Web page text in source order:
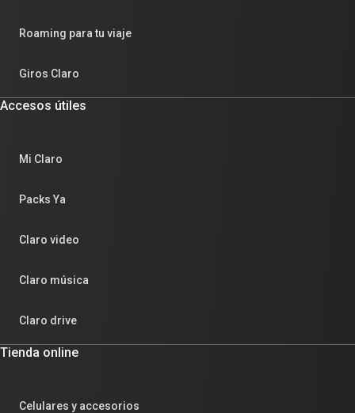
Roaming para tu viaje
Giros Claro
Accesos útiles
Mi Claro
Packs Ya
Claro video
Claro música
Claro drive
Tienda online
Celulares y accesorios